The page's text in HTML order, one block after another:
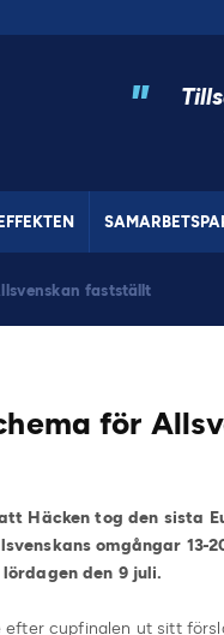
"
fastställt
för
Häcken tog den sista
omgångar
den 9 juli.
efter cupfinalen ut sitt